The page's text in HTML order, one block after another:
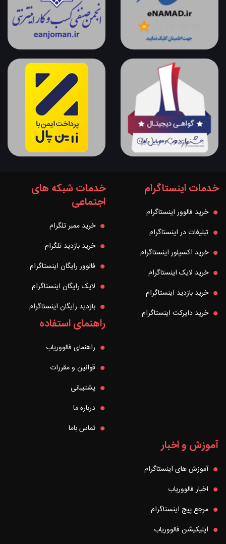
خدمات اینستاگرام
خرید فالوور اینستاگرام
تبلیغات در اینستاگرام
خرید اکسپلور اینستاگرام
خرید لایک اینستاگرام
خرید بازدید اینستاگرام
خرید دایرکت اینستاگرام
خدمات شبکه های
اجتماعی
خرید ممبر تلگرام
خرید بازدید تلگرام
فالوور رایگان اینستاگرام
لایک رایگان اینستاگرام
بازدید رایگان اینستاگرام
راهنمای استفاده
راهنمای فالووریاب
قوانین و مقررات
پشتیبانی
درباره ما
تماس باما
آموزش و اخبار
آموزش های اینستاگرام
اخبار فالووریاب
مرجع پیج اینستاگرام
اپلیکیشن فالووریاب